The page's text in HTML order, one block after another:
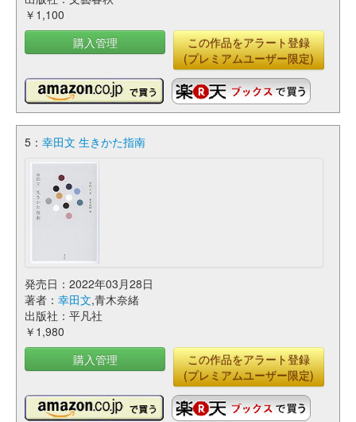
￥1,100
購入管理
この作品をアラート登録
(プレミアムユーザー限定)
5： 幸田文 生きかた指南
発売日：2022年03月28日
著者： 幸田文,青木奈緒
出版社：平凡社
￥1,980
購入管理
この作品をアラート登録
(プレミアムユーザー限定)